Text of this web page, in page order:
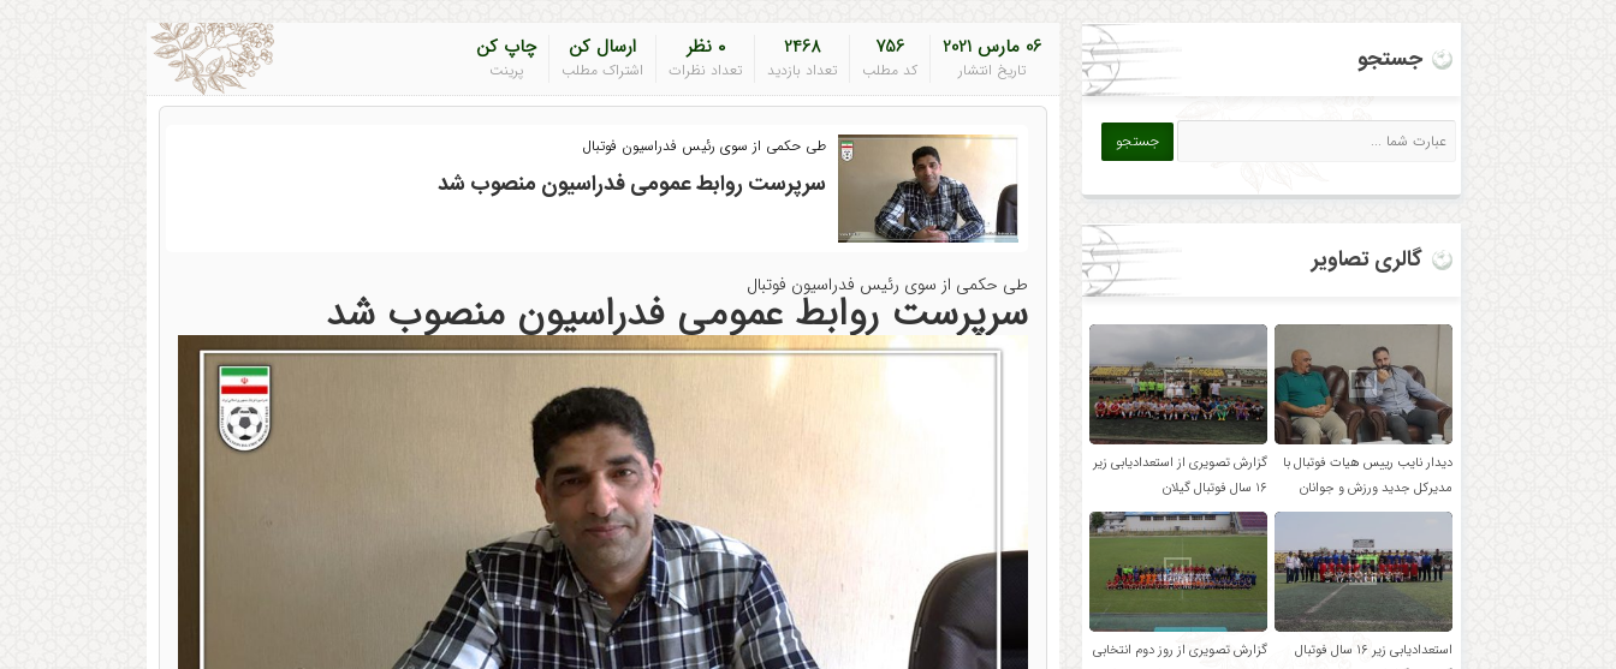
06 مارس 2021
تاریخ انتشار
756
کد مطلب
2468
تعداد بازدید
۰ نظر
تعداد نظرات
ارسال کن
اشتراک مطلب
چاپ کن
پرینت
طی حکمی از سوی رئیس فدراسیون فوتبال
سرپرست روابط عمومی فدراسیون منصوب شد
طی حکمی از سوی رئیس فدراسیون فوتبال
سرپرست روابط عمومی فدراسیون منصوب شد
جستجو
گالری تصاویر
دیدار نایب رییس هیات فوتبال با
مدیرکل جدید ورزش و جوانان
گیلان
گزارش تصویری از استعدادیابی زیر
۱۶ سال فوتبال گیلان
استعدادیابی زیر ۱۶ سال فوتبال
گزارش تصویری از روز دوم انتخابی